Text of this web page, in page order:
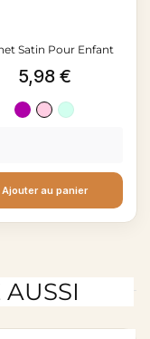
Satin Pour Enfant
Prix
5,98 €
VioletPinkFLUO
Ajouter au panier